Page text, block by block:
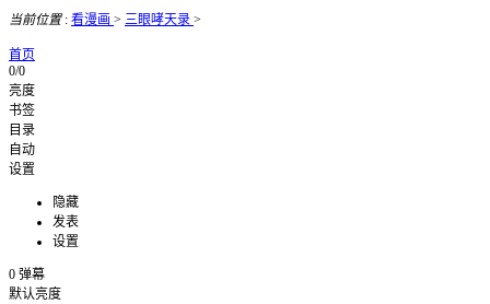
当前位置: 看漫画 > 三眼哮天录 >
首页
0/0
亮度
书签
目录
自动
设置
隐藏
发表
设置
0 弹幕
默认亮度